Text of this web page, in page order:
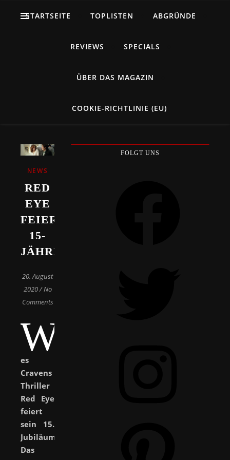
STARTSEITE TOPLISTEN ABGRÜNDE
REVIEWS SPECIALS
ÜBER DAS MAGAZIN
COOKIE-RICHTLINIE (EU)
NEWS
RED
EYE
FEIERT
15-
JÄHRIGES!
20. August
2020/No
Comments
W
es
Cravens
Thriller
Red Eye
feiert
sein 15.
Jubiläum.
Das
FOLGT UNS